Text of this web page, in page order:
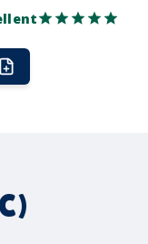
Livraison multi-